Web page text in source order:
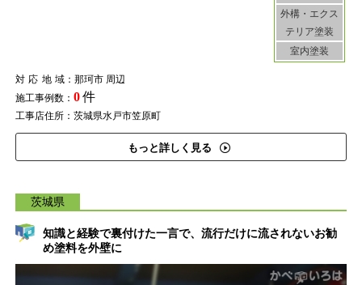
外構・エクス
テリア塗装
室内塗装
対応地域：那珂市 周辺
施工事例数： 0件
工事店住所：茨城県水戸市笠原町
もっと詳しく見る
茨城県
知識と経験で裏付けた一言で、流行だけに流されないお勧
め塗料を外壁に